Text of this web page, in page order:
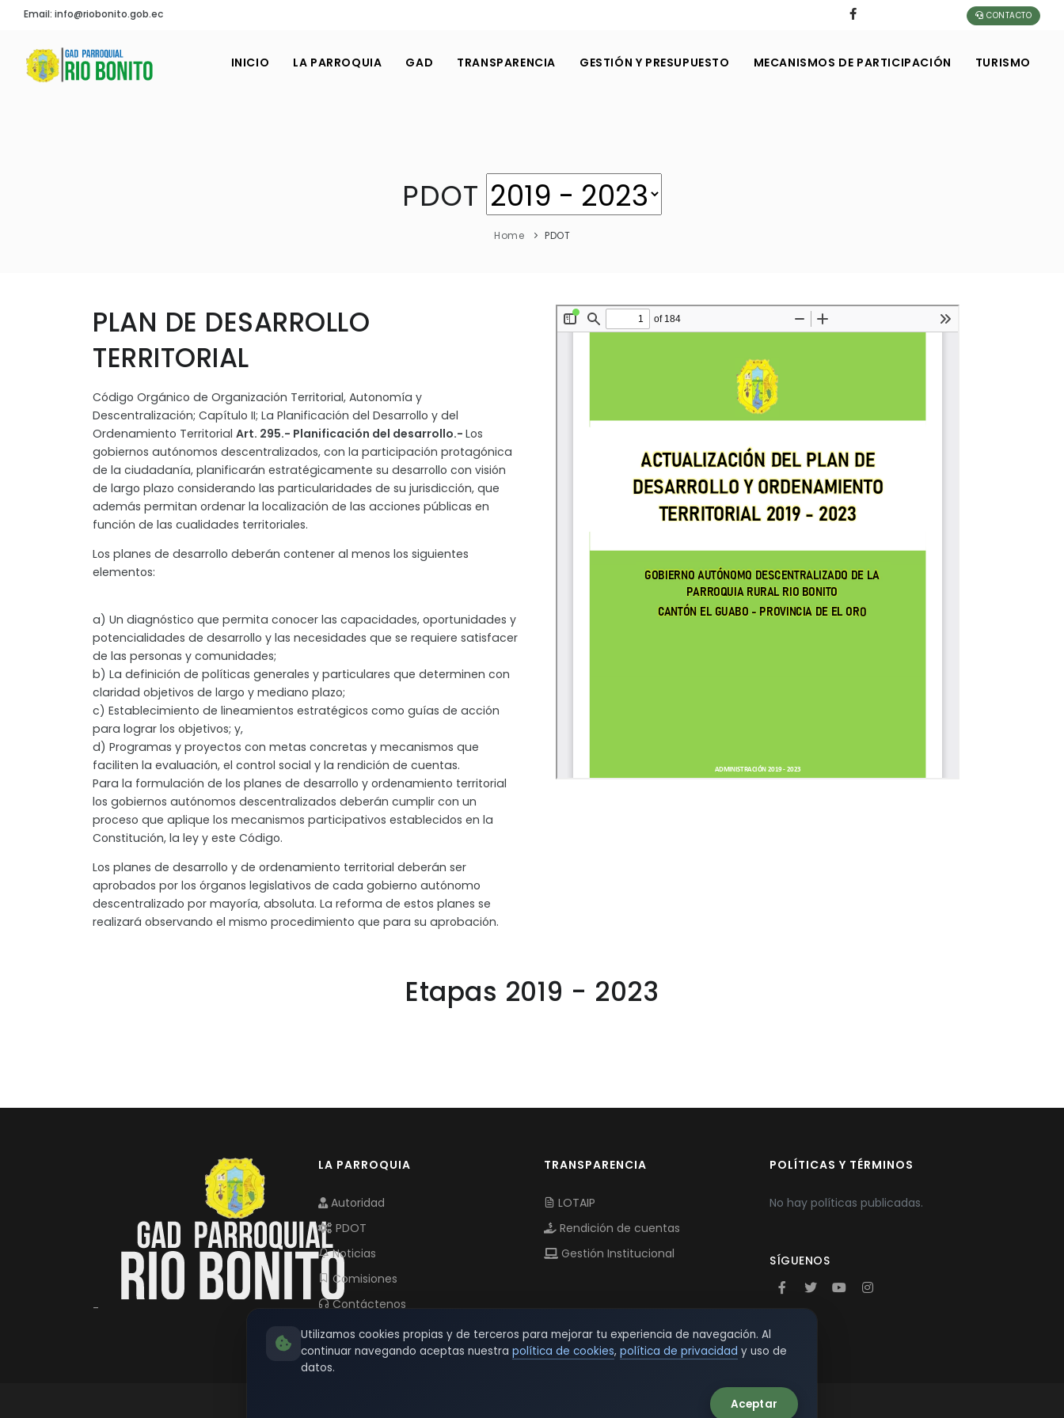
Email: info@riobonito.gob.ec CONTACTO
INICIO LA PARROQUIA GAD TRANSPARENCIA GESTIÓN Y PRESUPUESTO MECANISMOS DE PARTICIPACIÓN TURISMO
PDOT
Home PDOT
PLAN DE DESARROLLO
TERRITORIAL
Código Orgánico de Organización Territorial, Autonomía y
Descentralización; Capítulo II; La Planificación del Desarrollo y del
Ordenamiento Territorial Art. 295.- Planificación del desarrollo.- Los
gobiernos autónomos descentralizados, con la participación protagónica
de la ciudadanía, planificarán estratégicamente su desarrollo con visión
de largo plazo considerando las particularidades de su jurisdicción, que
además permitan ordenar la localización de las acciones públicas en
función de las cualidades territoriales.
Los planes de desarrollo deberán contener al menos los siguientes
elementos:
a) Un diagnóstico que permita conocer las capacidades, oportunidades y
potencialidades de desarrollo y las necesidades que se requiere satisfacer
de las personas y comunidades;
b) La definición de políticas generales y particulares que determinen con
claridad objetivos de largo y mediano plazo;
c) Establecimiento de lineamientos estratégicos como guías de acción
para lograr los objetivos; y,
d) Programas y proyectos con metas concretas y mecanismos que
faciliten la evaluación, el control social y la rendición de cuentas.
Para la formulación de los planes de desarrollo y ordenamiento territorial
los gobiernos autónomos descentralizados deberán cumplir con un
proceso que aplique los mecanismos participativos establecidos en la
Constitución, la ley y este Código.
Los planes de desarrollo y de ordenamiento territorial deberán ser
aprobados por los órganos legislativos de cada gobierno autónomo
descentralizado por mayoría, absoluta. La reforma de estos planes se
realizará observando el mismo procedimiento que para su aprobación.
Etapas 2019 - 2023
-
LA PARROQUIA
Autoridad
PDOT
Noticias
Comisiones
Contáctenos
TRANSPARENCIA
LOTAIP
Rendición de cuentas
Gestión Institucional
POLÍTICAS Y TÉRMINOS
No hay políticas publicadas.
SÍGUENOS
Utilizamos cookies propias y de terceros para mejorar tu experiencia de navegación. Al
continuar navegando aceptas nuestra política de cookies, política de privacidad y uso de
datos.
Aceptar